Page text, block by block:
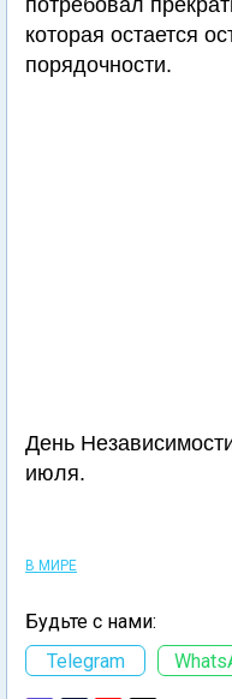
потребовал
которая остается
порядочности.
День
июля.
В МИРЕ
Будьте с нами:
Telegram